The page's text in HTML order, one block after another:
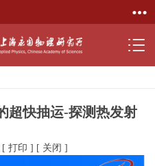
超快抽运-探测热发射
[ 打印 ] [ 关闭 ]